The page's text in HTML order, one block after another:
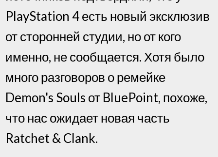
PlayStation 4 есть новый эксклюзив
от сторонней студии, но от кого
именно, не сообщается. Хотя было
много разговоров о ремейке
Demon's Souls от BluePoint, похоже,
что нас ожидает новая часть
Ratchet & Clank.